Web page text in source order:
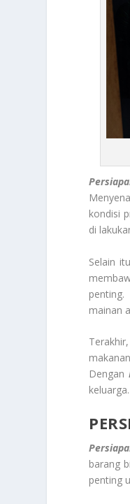
kondisi
di
Selain
penting.
mainan
Dengan
keluarga.
barang
penting